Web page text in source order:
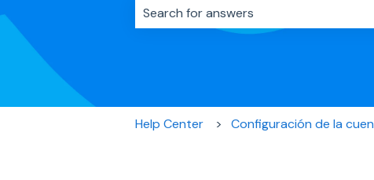
There are no suggestions because
Help Center Configuración de la